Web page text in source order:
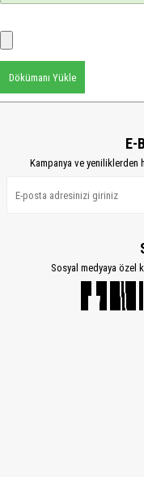
Dökümanı Yükle
E-
Kampanya ve
Sosyal medyaya özel